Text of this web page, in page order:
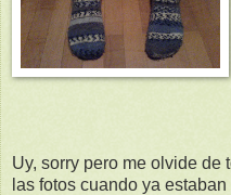
Uy, sorry pero me olvide de
las fotos cuando ya